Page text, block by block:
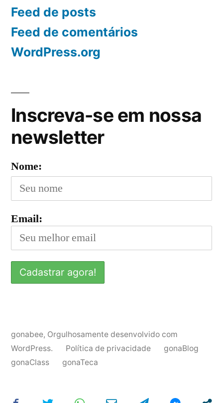
Feed de posts
Feed de comentários
WordPress.org
Inscreva-se em nossa
newsletter
Nome:
Email:
gonabee, Orgulhosamente desenvolvido com
WordPress.
Política de privacidade
gonaBlog
gonaClass
gonaTeca